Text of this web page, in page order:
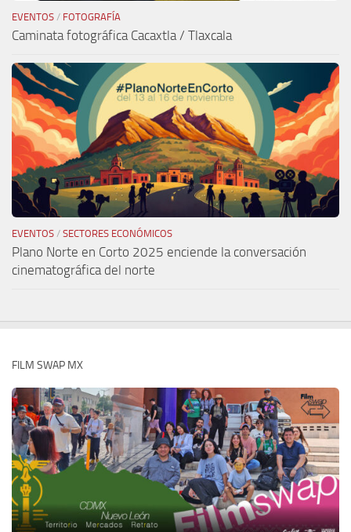
EVENTOS / FOTOGRAFÍA
Caminata fotográfica Cacaxtla / Tlaxcala
EVENTOS / SECTORES ECONÓMICOS
Plano Norte en Corto 2025 enciende la conversación
cinematográfica del norte
FILM SWAP MX